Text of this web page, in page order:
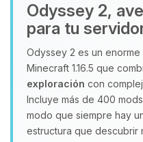
Odyssey 2,
para tu
Odyssey 2 es un
Minecraft 1.16.5 que
exploración con
Incluye más de 400
modo que siempre hay
estructura que descubrir
08/08/2026